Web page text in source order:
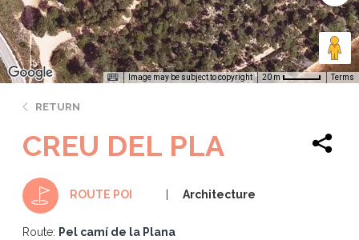
Image may be subject to copyright 20 m Terms
RETURN
CREU DEL PLA
ROUTE POI Architecture
Route: Pel camí de la Plana